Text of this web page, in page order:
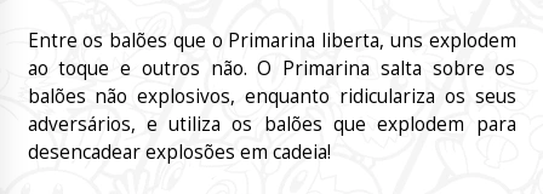
Entre os balões que o Primarina liberta, uns explodem
ao toque e outros não. O Primarina salta sobre os
balões não explosivos, enquanto ridiculariza os seus
adversários, e utiliza os balões que explodem para
desencadear explosões em cadeia!